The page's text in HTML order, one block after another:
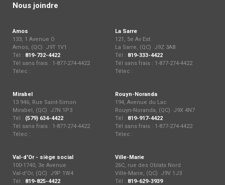
Nous joindre
Amos
133, 1 Avenue O
Amos, (QC) J9T 1V1
Tél : 819-732-4422
Tél sans frais : 1-877-274-4422
Télec :
La Sarre
121, 5e Av Est
La Sarre, (QC) J9Z 3A8
Tél : 819-333-4422
Tél sans frais : 1-877-274-4422
Télec :
Mirabel
13 946, Rue Saint-Simon
Mirabel, (QC) J7N 1P3
Tél : (579) 634-4422
Tél sans frais : 1-877-274-4422
Télec :
Rouyn-Noranda
194, Avenue du Lac
Rouyn-Noranda, (QC) J9X 4N7
Tél : 819-917-4422
Tél sans frais : 1-877-274-4422
Télec :
Val-d'Or - siège social
100-1740, 3e Avenue
Val-d'Or, (QC) J9P 1W4
Tél : 819-825-4422
Ville-Marie
26C, rue des Oblats Nord
Ville-Marie, (QC) J9V 1J3
Tél : 819-629-3939